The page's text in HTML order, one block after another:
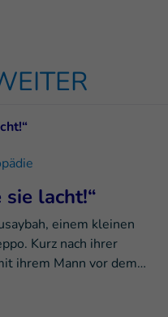
sie lacht!“
einem kleinen
Kurz nach ihrer
ihrem Mann vor dem…